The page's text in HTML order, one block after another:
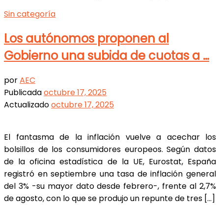
Sin categoría
Los autónomos proponen al
Gobierno una subida de cuotas a …
porAEC
Publicadaoctubre 17, 2025
Actualizadooctubre 17, 2025
El fantasma de la inflación vuelve a acechar los
bolsillos de los consumidores europeos. Según datos
de la oficina estadística de la UE, Eurostat, España
registró en septiembre una tasa de inflación general
del 3% -su mayor dato desde febrero-, frente al 2,7%
de agosto, con lo que se produjo un repunte de tres […]